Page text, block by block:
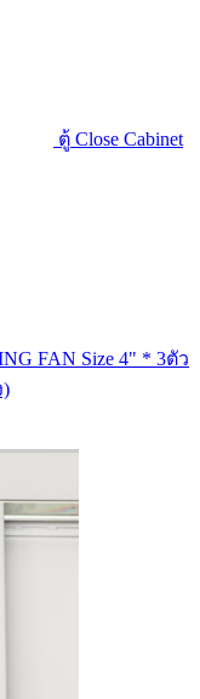
ตู้ Close Cabinet
FAN Size 4" * 3ตัว